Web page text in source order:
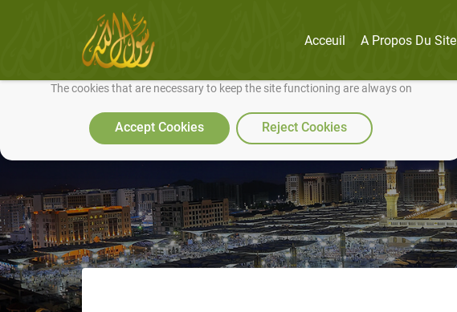
We use cookies to make our site work well for you and so we can continually improve it.
The cookies that are necessary to keep the site functioning are always on
Accept Cookies Reject Cookies
Acceuil A Propos Du Site